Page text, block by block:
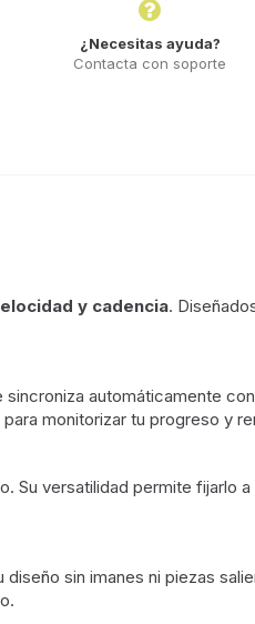
¿Necesitas ayuda?
Contacta con soporte
y cadencia.
automáticamente
monitorizar tu progreso y
Su versatilidad permite fijarlo
sin imanes ni piezas